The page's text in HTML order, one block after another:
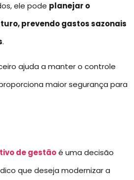
ele pode planejar o
prevendo gastos sazonais
.
ajuda a manter o controle
maior segurança para
de gestãoé uma decisão
que deseja modernizar a